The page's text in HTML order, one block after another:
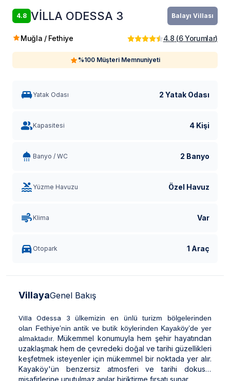
4.8 VİLLA ODESSA 3 Balayı Villası
Muğla / Fethiye 4.8 (6 Yorumlar)
%100 Müşteri Memnuniyeti
Yatak Odası 2 Yatak Odası
Kapasitesi 4 Kişi
Banyo / WC 2 Banyo
Yüzme Havuzu Özel Havuz
Klima Var
Otopark 1 Araç
VillayaGenel Bakış
Villa Odessa 3 ülkemizin en ünlü turizm bölgelerinden
olan Fethiye’nin antik ve butik köylerinden Kayaköy’de yer
almaktadır. Mükemmel konumuyla hem şehir hayatından
uzaklaşmak hem de çevredeki doğal ve tarihi güzellikleri
keşfetmek isteyenler için mükemmel bir noktada yer alır.
Kayaköy'ün benzersiz atmosferi ve tarihi dokusu,
misafirlerine unutulmaz anılar biriktirme fırsatı sunar.